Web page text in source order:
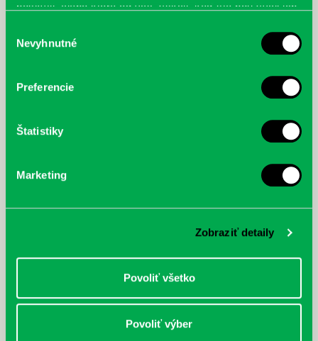
poskytli, alebo ktoré od vás získali, keď ste používali ich
súhlasu
Nevyhnutné
Preferencie
Štatistiky
Marketing
Zobraziť detaily
Povoliť všetko
Povoliť výber
Prvá biografia najväčšieho